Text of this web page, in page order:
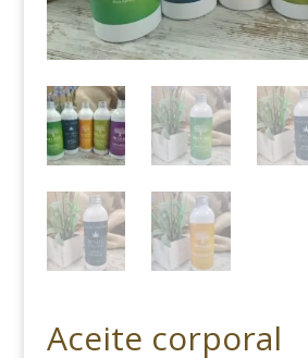
Aceite corporal